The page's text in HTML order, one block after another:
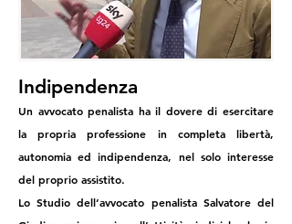
Indipendenza
Un avvocato penalista ha il dovere di esercitare
la propria professione in completa libertà,
autonomia ed indipendenza, nel solo interesse
del proprio assistito.
Lo Studio dell’avvocato penalista Salvatore del